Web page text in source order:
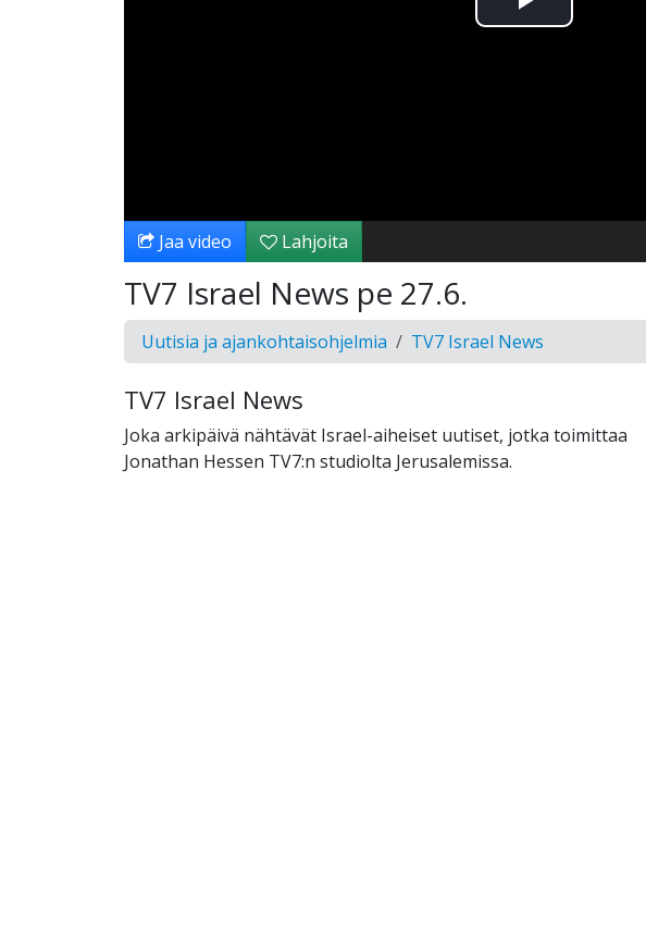
Toista
Jaa video Lahjoita
TV7 Israel News pe 27.6.
Uutisia ja ajankohtaisohjelmia TV7 Israel News
TV7 Israel News
Joka arkipäivä nähtävät Israel-aiheiset uutiset, jotka toimittaa
Jonathan Hessen TV7:n studiolta Jerusalemissa.